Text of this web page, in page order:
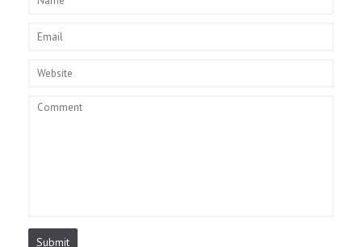
Submit